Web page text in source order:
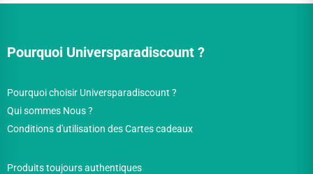
Pourquoi Universparadiscount ?
Pourquoi choisir Universparadiscount ?
Qui sommes Nous ?
Conditions d'utilisation des Cartes cadeaux
Produits toujours authentiques